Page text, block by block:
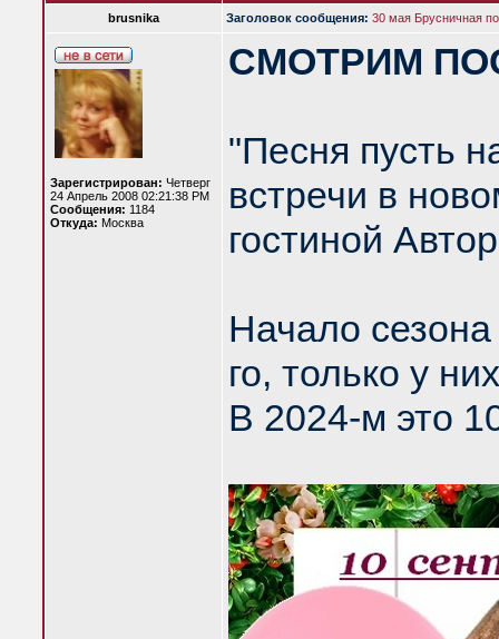
brusnika Заголовок сообщения: 30 мая Брусничная
Зарегистрирован: Четверг
24 Апрель 2008 02:21:38 PM
Сообщения: 1184
Откуда: Москва
СМОТРИМ
"Песня пусть
встречи в
гостиной
Начало
го, только у
В 2024-м это